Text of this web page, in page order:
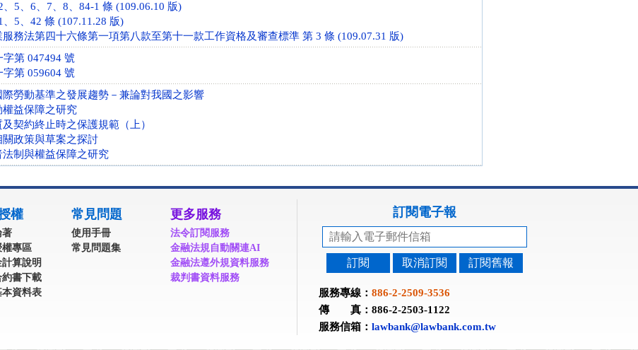
5、6、7、8、84-1 條 (109.06.10 版)
5、42 條 (107.11.28 版)
務法第四十六條第一項第八款至第十一款工作資格及審查標準 第 3 條 (109.07.31 版)
字第 047494 號
字第 059604 號
勞動基準之發展趨勢－兼論對我國之影響
益保障之研究
契約終止時之保護規範（上）
政策與草案之探討
制與權益保障之研究
權
著
權專區
算說明
書下載
資料表
常見問題
使用手冊
常見問題集
更多服務
法令訂閱服務
金融法規自動關連AI
金融法遵外規資料服務
裁判書資料服務
訂閱電子報
訂閱 取消訂閱 訂閱舊報
服務專線： 886-2-2509-3536
傳 真：886-2-2503-1122
服務信箱： lawbank@lawbank.com.tw